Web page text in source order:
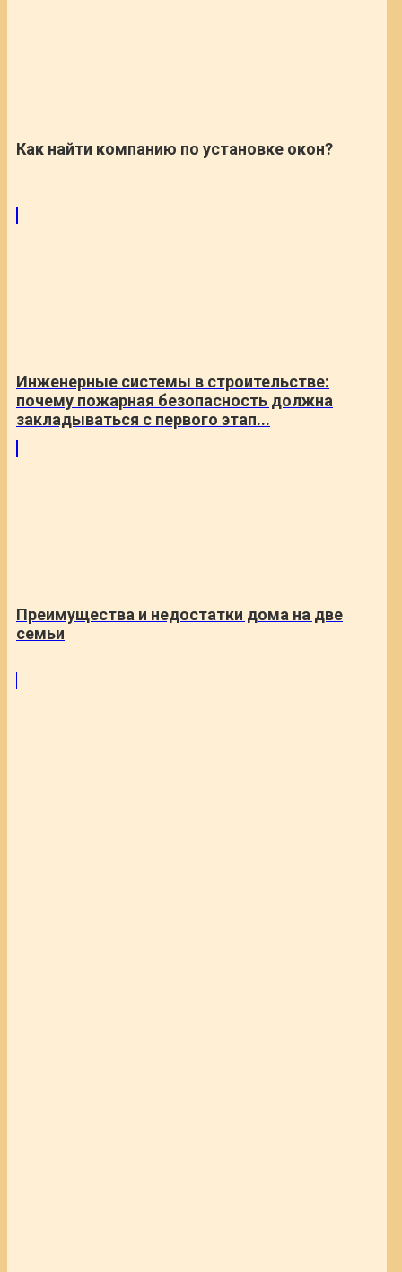
Как найти компанию по установке окон?
Инженерные системы в строительстве:
почему пожарная безопасность должна
закладываться с первого этап...
Преимущества и недостатки дома на две
семьи